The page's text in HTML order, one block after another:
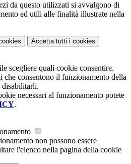
da questo utilizzati si avvalgono di
ed utili alle finalità illustrate nella
Accetta tutti i cookies
scegliere quali cookie consentire.
che consentono il funzionamento della
disabilitarli.
necessari al funzionamento potete
.
non possono essere
l'elenco nella pagina della cookie